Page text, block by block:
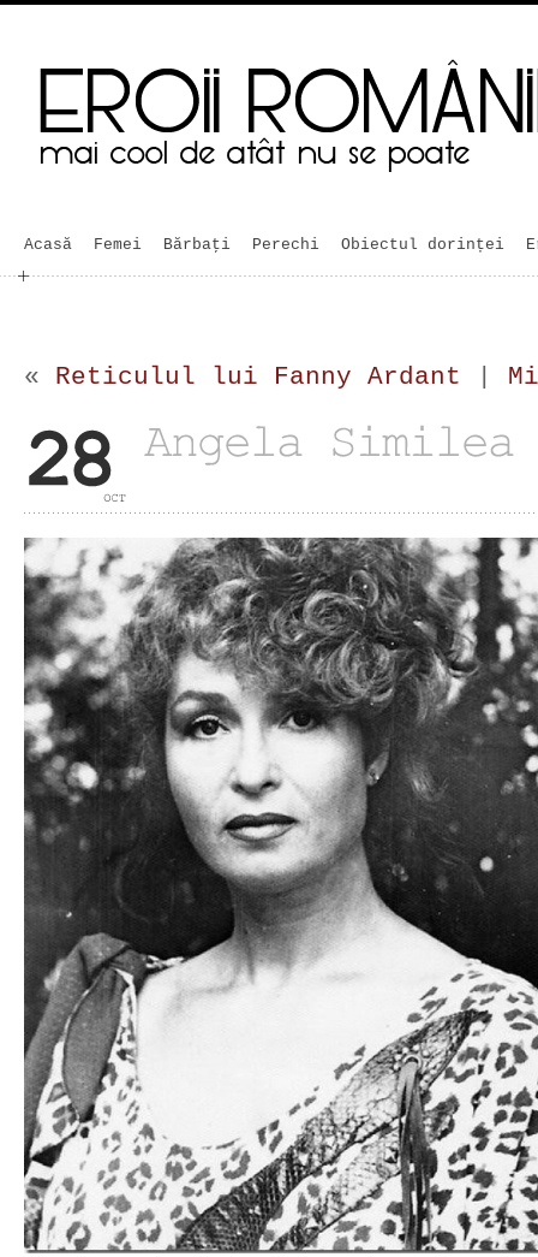
Acasă Femei Bărbaţi Perechi Obiectul dorinței
« Reticulul lui Fanny Ardant